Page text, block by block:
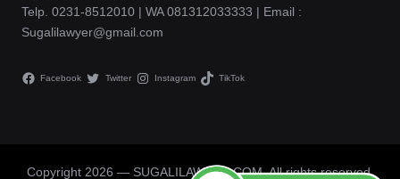
Telp. 0231-8512010 | WA 081312033333 | Email :
Sugalilawyer@gmail.com
Facebook Twitter Instagram TikTok
Copyright 2026 — SUGALILAWYER.COM. All rights reserved.